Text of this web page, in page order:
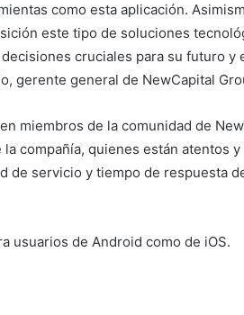
como esta aplicación.
este tipo de soluciones
cruciales para su futuro y
gerente general de NewCapital
miembros de la comunidad de
compañía, quienes están atentos
de servicio y tiempo de respuesta
usuarios de Android como de iOS.